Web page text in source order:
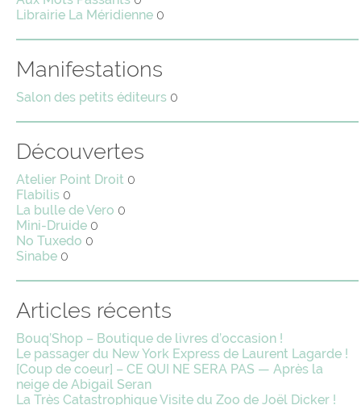
Librairie La Méridienne 0
Manifestations
Salon des petits éditeurs 0
Découvertes
Atelier Point Droit 0
Flabilis 0
La bulle de Vero 0
Mini-Druide 0
No Tuxedo 0
Sinabe 0
Articles récents
Bouq’Shop – Boutique de livres d’occasion !
Le passager du New York Express de Laurent Lagarde !
[Coup de coeur] – CE QUI NE SERA PAS — Après la
neige de Abigail Seran
La Très Catastrophique Visite du Zoo de Joël Dicker !